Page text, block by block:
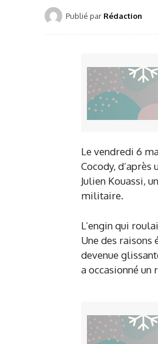
Publié par Rédaction
Le vendredi 6
Cocody,
Julien Kouassi,
militaire.
L’engin qui
Une des raisons
devenue
a occasionné un